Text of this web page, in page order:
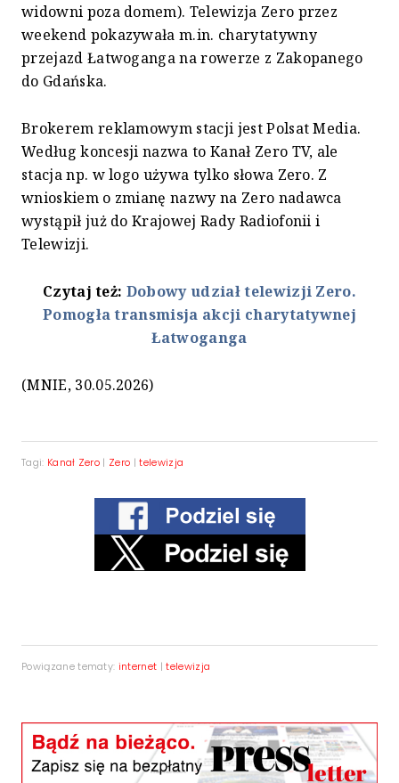
widowni poza domem). Telewizja Zero przez
weekend pokazywała m.in. charytatywny
przejazd Łatwoganga na rowerze z Zakopanego
do Gdańska.
Brokerem reklamowym stacji jest Polsat Media.
Według koncesji nazwa to Kanał Zero TV, ale
stacja np. w logo używa tylko słowa Zero. Z
wnioskiem o zmianę nazwy na Zero nadawca
wystąpił już do Krajowej Rady Radiofonii i
Telewizji.
Czytaj też: Dobowy udział telewizji Zero.
Pomogła transmisja akcji charytatywnej
Łatwoganga
(MNIE, 30.05.2026)
Tagi: Kanał Zero | Zero |telewizja
Powiązane tematy: internet |telewizja